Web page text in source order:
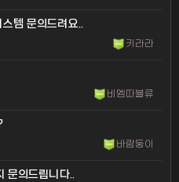
템 문의드려요..
키라라
비엠따블류
바람둥이
의드립니다..